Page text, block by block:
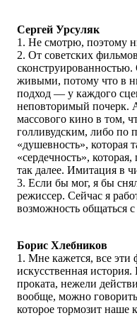
Сергей Урсуляк
1. Не смотрю, поэтому
2. От советских
живыми, потому что в
подход — у каждого
неповторимый почерк.
массового кино в том,
голливудским, либо по
«душевность», которая
«сердечность»,
так далее. Имитация в
3. Если бы мог, я бы
режиссер. Сейчас я
возможность общаться
Борис Хлебников
1. Мне кажется, все
искусственная история.
проката, нежели
вообще, можно
которое тормозит наше